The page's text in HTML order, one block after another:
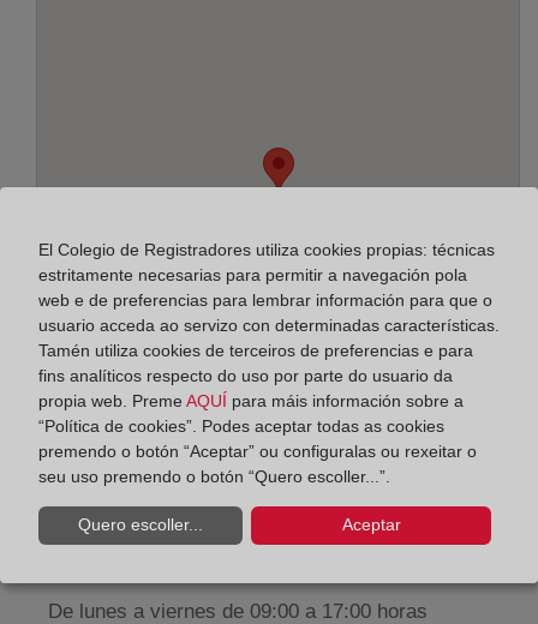
Enderezo:
Ramblas Justo Oliveras, 66 - pl. baja y entresuelo,
8901
De lunes a viernes de 09:00 a 17:00 horas
El Colegio de Registradores utiliza cookies propias: técnicas
estritamente necesarias para permitir a navegación pola
web e de preferencias para lembrar información para que o
usuario acceda ao servizo con determinadas características.
Tamén utiliza cookies de terceiros de preferencias e para
fins analíticos respecto do uso por parte do usuario da
propia web. Preme AQUÍ para máis información sobre a
“Política de cookies”. Podes aceptar todas as cookies
premendo o botón “Aceptar” ou configuralas ou rexeitar o
seu uso premendo o botón “Quero escoller...”.
Quero escoller... Aceptar